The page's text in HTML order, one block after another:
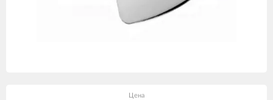
Цена